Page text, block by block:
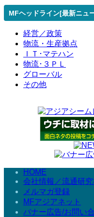
MFヘッドライン[最新ニュ
経営／政策
物流・生産拠点
ＩＴ･マテハン
物流･３ＰＬ
グローバル
その他
HOME
会社情報／流通研究
メルマガ登録
MFアジアネット
バナー広告/お問い